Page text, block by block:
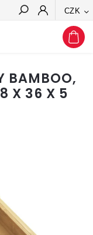
CZK
Hledat
BAMBOO,
X 36 X 5